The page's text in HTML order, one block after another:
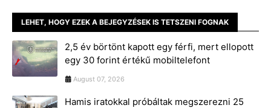
LEHET, HOGY EZEK A BEJEGYZÉSEK IS TETSZENI FOGNAK
2,5 év börtönt kapott egy férfi, mert ellopott
egy 30 forint értékű mobiltelefont
August 07, 2026
Hamis iratokkal próbáltak megszerezni 25